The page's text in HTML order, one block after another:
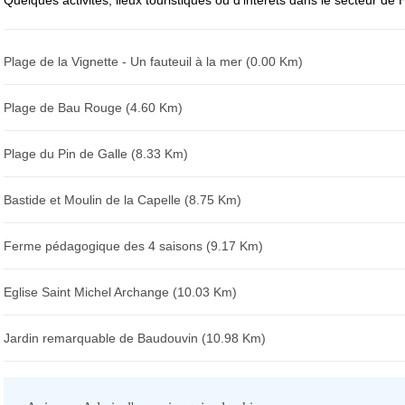
Plage de la Vignette - Un fauteuil à la mer (0.00 Km)
Plage de Bau Rouge (4.60 Km)
Plage du Pin de Galle (8.33 Km)
Bastide et Moulin de la Capelle (8.75 Km)
Ferme pédagogique des 4 saisons (9.17 Km)
Eglise Saint Michel Archange (10.03 Km)
Jardin remarquable de Baudouvin (10.98 Km)